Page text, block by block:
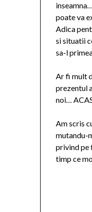
poate va
Adica
si situatii
sa-l
Ar fi mult
prezentul
noi…
Am scris
mutandu-
privind pe
timp ce